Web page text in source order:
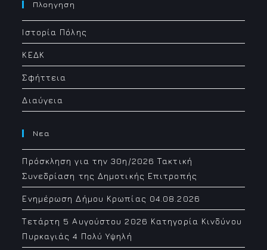
Πλοηγηση
Ιστορία Πόλης
ΚΕΔΚ
Σφήττεια
Διαύγεια
Νεα
Πρόσκληση για την 30η/2026 Τακτική
Συνεδρίαση της Δημοτικής Επιτροπής
Ενημέρωση Δήμου Κρωπίας 04.08.2026
Τετάρτη 5 Αυγούστου 2026 Κατηγορία Κινδύνου
Πυρκαγιάς 4 Πολύ Υψηλή